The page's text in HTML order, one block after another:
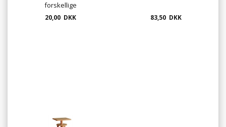
forskellige
20,00 DKK 83,50 DKK